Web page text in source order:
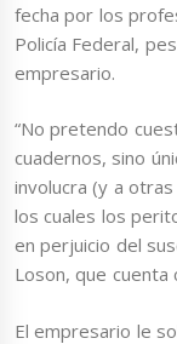
fecha por los
Policía Federal,
empresario.
“No pretendo
cuadernos, sino
involucra (y a
los cuales los
en perjuicio del
Loson, que cuenta
El empresario le